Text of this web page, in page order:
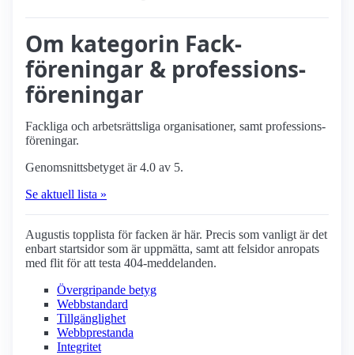
Om kategorin Fack­
föreningar & professions­
föreningar
Fackliga och arbets­rättsliga organisationer, samt professions­
föreningar.
Genomsnittsbetyget är 4.0 av 5.
Se aktuell lista »
Augustis topplista för facken är här. Precis som vanligt är det
enbart startsidor som är uppmätta, samt att felsidor anropats
med flit för att testa 404-meddelanden.
Övergripande betyg
Webbstandard
Tillgänglighet
Webbprestanda
Integritet